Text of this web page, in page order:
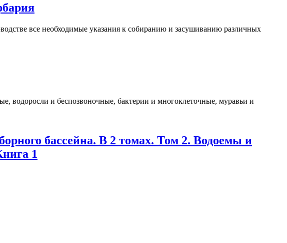
все необходимые указания к собиранию и засушиванию различных
водоросли и беспозвоночные, бактерии и многоклеточные, муравьи и
бассейна. В 2 томах. Том 2. Водоемы и
1